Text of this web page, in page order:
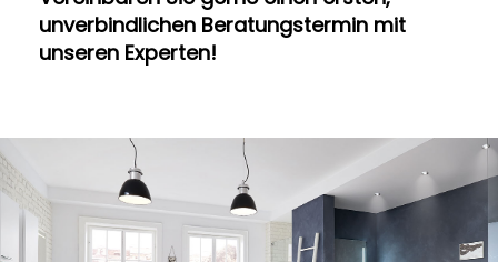
unverbindlichen Beratungstermin mit
unseren Experten!